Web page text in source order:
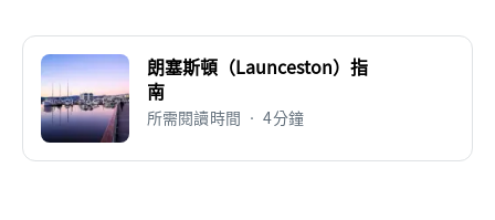
朗塞斯頓（Launceston）指
南
所需閱讀時間 • 4分鐘